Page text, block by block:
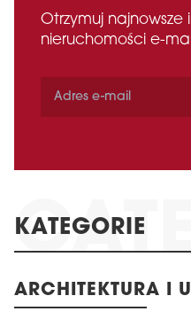
Otrzymuj
nieruchomości e-
KATEGORIE
ARCHITEKTURA I